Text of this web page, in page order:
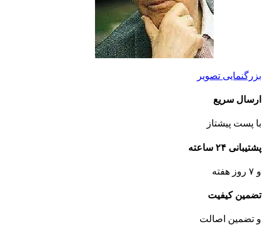
بزرگنمایی تصویر
ارسال سریع
با پست پیشتاز
پشتیبانی ۲۴ ساعته
و ۷ روز هفته
تضمین کیفیت
و تضمین اصالت